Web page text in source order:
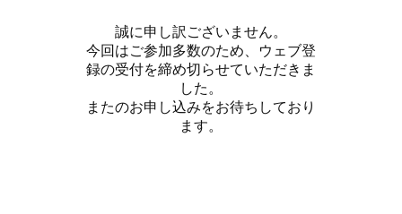
誠に申し訳ございません。
今回はご参加多数のため、ウェブ登
録の受付を締め切らせていただきま
した。
またのお申し込みをお待ちしており
ます。